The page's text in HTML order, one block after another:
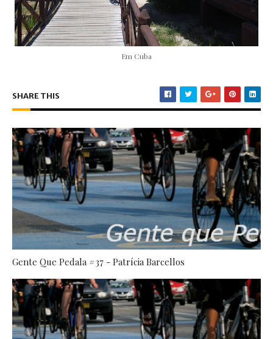
Em Cuba
SHARE THIS
Gente Que Pedala #37 - Patrícia Barcellos